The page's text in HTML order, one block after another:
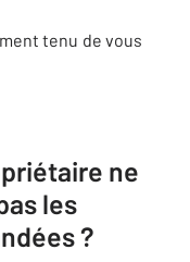
tenu de vous
ne
les
?